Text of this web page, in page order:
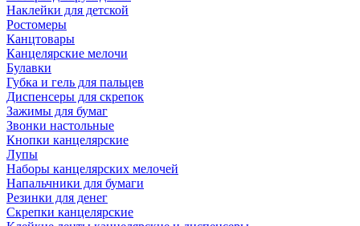
Наклейки для детской
Ростомеры
Канцтовары
Канцелярские мелочи
Булавки
Губка и гель для пальцев
Диспенсеры для скрепок
Зажимы для бумаг
Звонки настольные
Кнопки канцелярские
Лупы
Наборы канцелярских мелочей
Напальчники для бумаги
Резинки для денег
Скрепки канцелярские